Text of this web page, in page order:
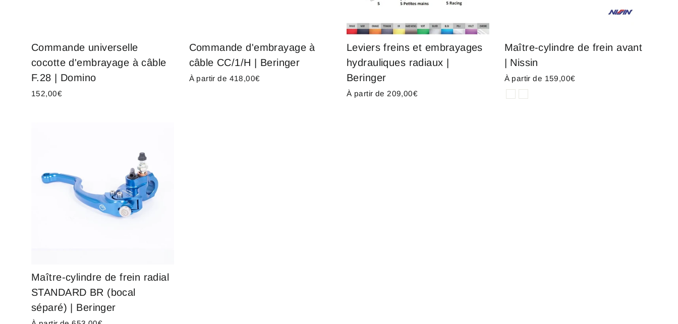
Commande universelle
cocotte d'embrayage à câble
F.28 | Domino
152,00€
Commande d'embrayage à
câble CC/1/H | Beringer
À partir de 418,00€
Leviers freins et embrayages
hydrauliques radiaux |
Beringer
À partir de 209,00€
Maître-cylindre de frein avant
| Nissin
À partir de 159,00€
Maître-cylindre de frein radial
STANDARD BR (bocal
séparé) | Beringer